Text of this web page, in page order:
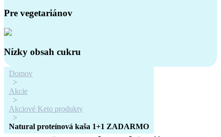
Pre vegetariánov
Nízky obsah cukru
Domov
Akcie
Akciové Keto produkty
Natural proteínová kaša 1+1 ZADARMO